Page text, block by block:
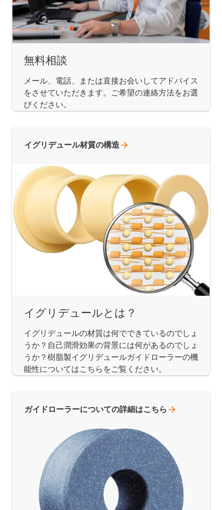
無料相談
メール、電話、または直接お会いしてアドバイス
をさせていただきます。ご希望の連絡方法をお選
びください。
イグリデュールとは？
イグリデュールの材質は何でできているのでしょ
うか？自己潤滑効果の背景には何があるのでしょ
うか？樹脂製イグリデュールガイドローラーの機
能性についてはこちらをご覧ください。
イグリデュール材質の構造
ガイドローラーについての詳細はこちら